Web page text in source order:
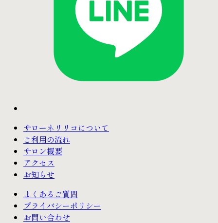
サローネリリコについて
ご利用の流れ
サロン概要
アクセス
お知らせ
よくあるご質問
プライバシーポリシー
お問い合わせ